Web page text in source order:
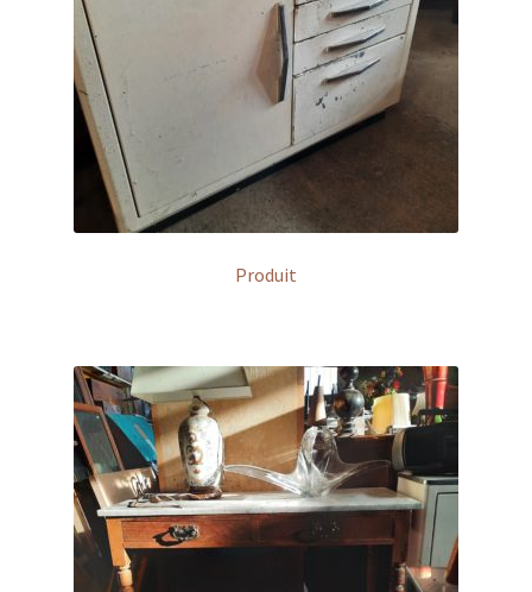
Produit